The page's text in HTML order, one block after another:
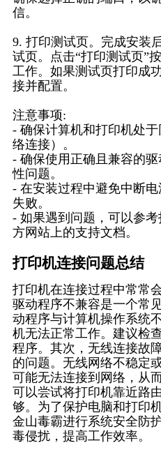
信。
9. 打印测试页。完成安装
试页。点击“打印测试页”
工作。如果测试页打印成
接并配置。
注意事项:
- 确保计算机和打印机处
络连接）。
- 确保使用正确且兼容的
性问题。
- 在安装过程中避免中断
失败。
- 如果遇到问题，可以参
方网站上的支持文档。
打印机连接问题总结
打印机在连接过程中常常
驱动程序不兼容是一个常
动程序与计算机操作系统
机无法正常工作。建议检
程序。其次，无线连接故
的问题。无线网络不稳定
可能无法连接到网络，从
可以尝试将打印机靠近路
够。为了保护电脑和打印
金山毒霸进行系统安全防
毒侵扰，提高工作效率。